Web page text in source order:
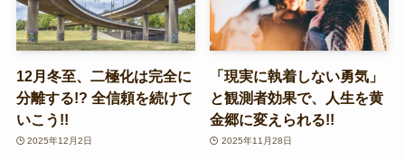
12月冬至、二極化は完全に
分離する!? 全信頼を続けて
いこう!!
2025年12月2日
「現実に執着しない勇気」
と観測者効果で、人生を黄
金郷に変えられる!!
2025年11月28日